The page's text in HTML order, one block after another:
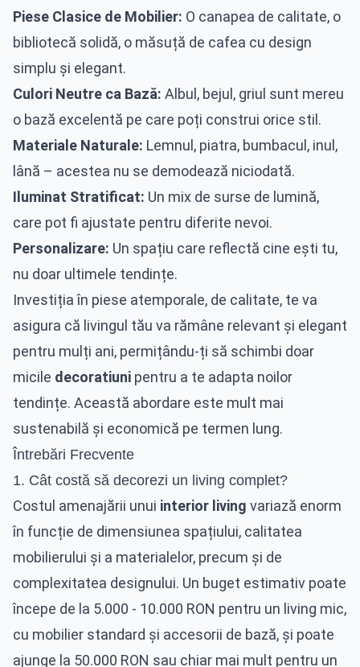
Piese Clasice de Mobilier: O canapea de calitate, o
bibliotecă solidă, o măsuță de cafea cu design
simplu și elegant.
Culori Neutre ca Bază: Albul, bejul, griul sunt mereu
o bază excelentă pe care poți construi orice stil.
Materiale Naturale: Lemnul, piatra, bumbacul, inul,
lână – acestea nu se demodează niciodată.
Iluminat Stratificat: Un mix de surse de lumină,
care pot fi ajustate pentru diferite nevoi.
Personalizare: Un spațiu care reflectă cine ești tu,
nu doar ultimele tendințe.
Investiția în piese atemporale, de calitate, te va
asigura că livingul tău va rămâne relevant și elegant
pentru mulți ani, permițându-ți să schimbi doar
micile decoratiuni pentru a te adapta noilor
tendințe. Această abordare este mult mai
sustenabilă și economică pe termen lung.
Întrebări Frecvente
1. Cât costă să decorezi un living complet?
Costul amenajării unui interior living variază enorm
în funcție de dimensiunea spațiului, calitatea
mobilierului și a materialelor, precum și de
complexitatea designului. Un buget estimativ poate
începe de la 5.000 - 10.000 RON pentru un living mic,
cu mobilier standard și accesorii de bază, și poate
ajunge la 50.000 RON sau chiar mai mult pentru un